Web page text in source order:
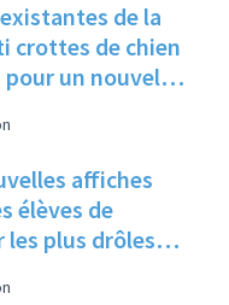
de la
crottes de chien
un nouvel
dans le
affiches
élèves de
plus drôles
ville